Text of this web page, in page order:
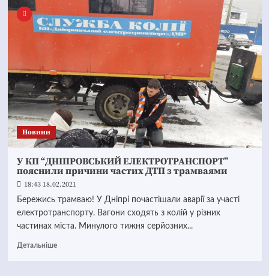
Новини
У КП “ДНІПРОВСЬКИЙ ЕЛЕКТРОТРАНСПОРТ”
пояснили причини частих ДТП з трамваями
18:43 18.02.2021
Бережись трамваю! У Дніпрі почастішали аварії за участі
електротранспорту. Вагони сходять з колій у різних
частинах міста. Минулого тижня серйозних...
Детальніше